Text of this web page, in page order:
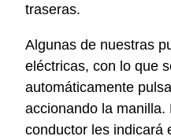
traseras.
Algunas de nuestras
eléctricas, con lo que
automáticamente
accionando la manilla.
conductor les indicará